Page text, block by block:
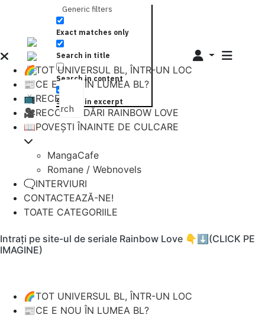
Search
Generic filters
Exact matches only
Search in title
Search in content
Search in excerpt
🌈TOT UNIVERSUL BL, ÎNTR-UN LOC
📰CE E NOU ÎN LUMEA BL?
📺RECENZII
🎥RECOMANDĂRI RAINBOW LOVE
📖POVEȘTI ÎNAINTE DE CULCARE
MangaCafe
Romane / Webnovels
🗨️INTERVIURI
CONTACTEAZĂ-NE!
TOATE CATEGORIILE
Intrați pe site-ul de seriale Rainbow Love 👇⬇️(CLICK PE
IMAGINE)
🌈TOT UNIVERSUL BL, ÎNTR-UN LOC
📰CE E NOU ÎN LUMEA BL?